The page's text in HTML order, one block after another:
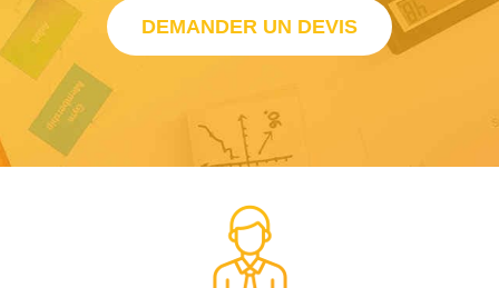
DEMANDER UN DEVIS